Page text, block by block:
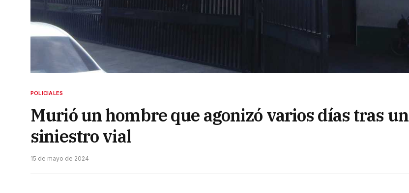
POLICIALES
Murió un hombre que agonizó varios días tras un
siniestro vial
15 de mayo de 2024